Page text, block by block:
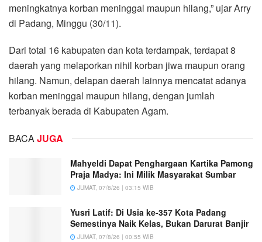
meningkatnya korban meninggal maupun hilang,” ujar Arry
di Padang, Minggu (30/11).
Dari total 16 kabupaten dan kota terdampak, terdapat 8
daerah yang melaporkan nihil korban jiwa maupun orang
hilang. Namun, delapan daerah lainnya mencatat adanya
korban meninggal maupun hilang, dengan jumlah
terbanyak berada di Kabupaten Agam.
BACAJUGA
Mahyeldi Dapat Penghargaan Kartika Pamong
Praja Madya: Ini Milik Masyarakat Sumbar
JUMAT, 07/8/26 | 03:15 WIB
Yusri Latif: Di Usia ke-357 Kota Padang
Semestinya Naik Kelas, Bukan Darurat Banjir
JUMAT, 07/8/26 | 00:55 WIB